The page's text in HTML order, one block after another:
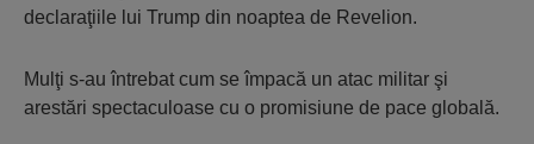
declaraţiile lui Trump din noaptea de Revelion.
Mulţi s-au întrebat cum se împacă un atac militar şi
arestări spectaculoase cu o promisiune de pace globală.